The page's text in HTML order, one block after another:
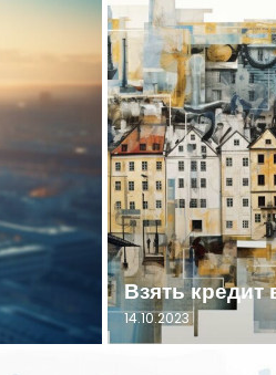
Взять кредит
14.10.2023